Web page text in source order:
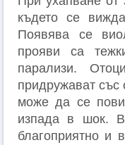
където се
Появява се
прояви са
парализи.
придружават
може да се
изпада в шок.
благоприятно и